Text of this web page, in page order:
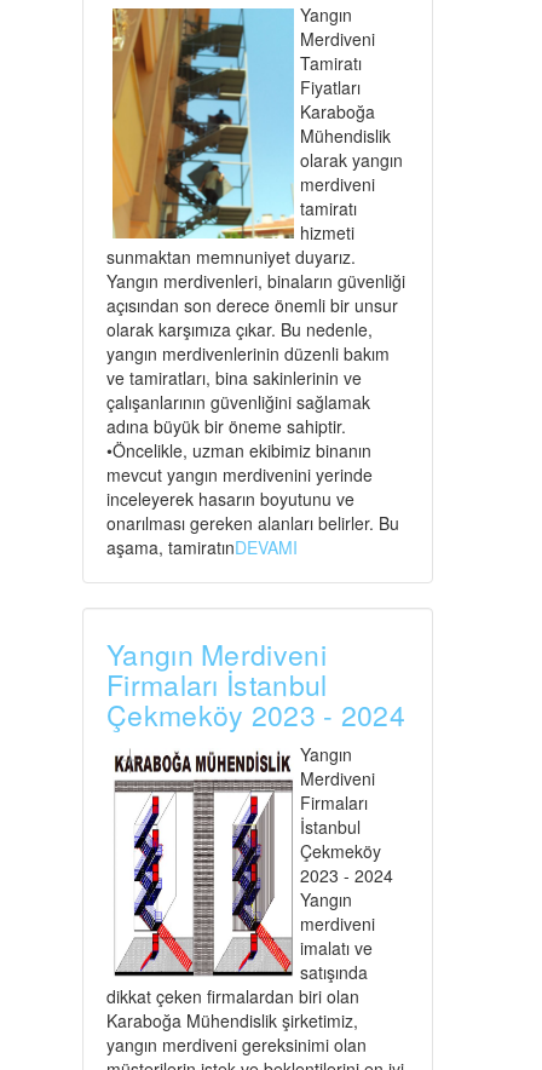
Yangın
Merdiveni
Tamiratı
Fiyatları
Karaboğa
Mühendislik
olarak yangın
merdiveni
tamiratı
hizmeti
sunmaktan memnuniyet duyarız.
Yangın merdivenleri, binaların güvenliği
açısından son derece önemli bir unsur
olarak karşımıza çıkar. Bu nedenle,
yangın merdivenlerinin düzenli bakım
ve tamiratları, bina sakinlerinin ve
çalışanlarının güvenliğini sağlamak
adına büyük bir öneme sahiptir.
•Öncelikle, uzman ekibimiz binanın
mevcut yangın merdivenini yerinde
inceleyerek hasarın boyutunu ve
onarılması gereken alanları belirler. Bu
aşama, tamiratınDEVAMI
Yangın Merdiveni
Firmaları İstanbul
Çekmeköy 2023 - 2024
Yangın
Merdiveni
Firmaları
İstanbul
Çekmeköy
2023 - 2024
Yangın
merdiveni
imalatı ve
satışında
dikkat çeken firmalardan biri olan
Karaboğa Mühendislik şirketimiz,
yangın merdiveni gereksinimi olan